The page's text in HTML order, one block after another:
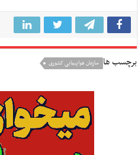
برچسب ها سازمان هواپیمایی کشوری